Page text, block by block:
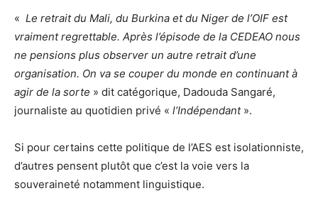
« Le retrait du Mali, du Burkina et du Niger de l’OIF est
vraiment regrettable. Après l’épisode de la CEDEAO nous
ne pensions plus observer un autre retrait d’une
organisation. On va se couper du monde en continuant à
agir de la sorte » dit catégorique, Dadouda Sangaré,
journaliste au quotidien privé « l’Indépendant».
Si pour certains cette politique de l’AES est isolationniste,
d’autres pensent plutôt que c’est la voie vers la
souveraineté notamment linguistique.